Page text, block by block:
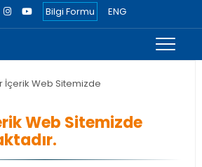
Bilgi Formu ENG
İçerik Web Sitemizde
Web Sitemizde